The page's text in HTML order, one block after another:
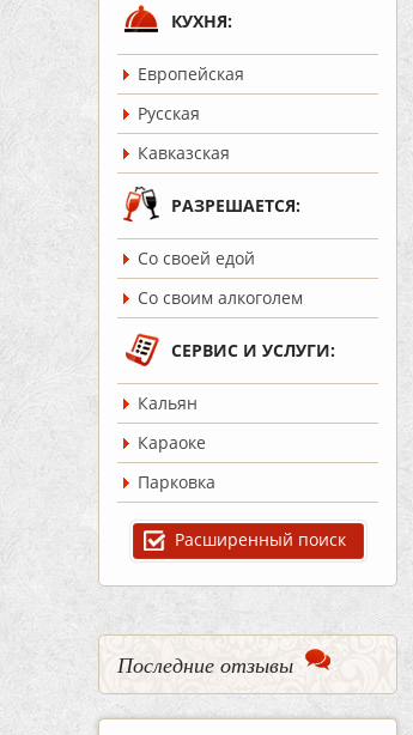
КУХНЯ:
Европейская
Русская
Кавказская
РАЗРЕШАЕТСЯ:
Со своей едой
Со своим алкоголем
СЕРВИС И УСЛУГИ:
Кальян
Караоке
Парковка
Расширенный поиск
Последние отзывы